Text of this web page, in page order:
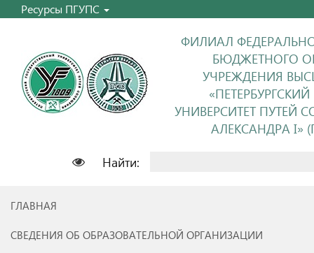
Ресурсы ПГУПС
ФИЛИАЛ
БЮДЖЕТНОГО
УЧРЕЖДЕНИЯ
УНИВЕРСИТЕТ ПУТЕЙ
АЛЕКСАНДРА I»
Найти:
ГЛАВНАЯ
СВЕДЕНИЯ ОБ ОБРАЗОВАТЕЛЬНОЙ ОРГАНИЗАЦИИ